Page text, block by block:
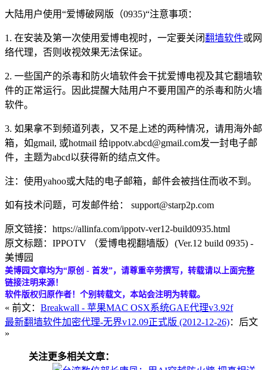
大陆用户使用“爱博破网版（0935)“注意事项：
1. 在安装及第一次使用爱博电视时，一定要关闭翻墙软件或网
络代理，否则收视效果无法保证。
2. 一些国产的杀毒和防火墙软件会干扰爱博电视及其它翻墙软
件的正常运行。因此提醒大陆用户不要用国产的杀毒和防火墙
软件。
3. 如果拿不到频道列表，又不是上述的两种情况，请用海外邮
箱，如gmail, 或hotmail 给ippotv​​.abcd@gmail.com发一封电子邮
件，主题为abcd以获得新的结点文件。
注：使用yahoo或大陆的电子邮箱，邮件会被挡住而收不到。
如有技术问题，可发邮件给： support@starp2p.com
原文链接：https://allinfa.com/ippotv-ver12-build0935.html
原文标题：IPPOTV （爱博电视翻墙版）(Ver.12 build 0935) -
美博园
美博园文章均为“原创 - 首发”，请尊重辛劳撰写，转载请以上面完整
链接注明来源！
软件版权归原作者！个别转载文，本站会注明为转载。
« 前文： Breakwall - 苹果MAC OSX系统GAE代理v3.92f
最新翻墙软件加密代理-无界v12.09正式版 (2012-12-26)：后文
»
关注更多相关文章：